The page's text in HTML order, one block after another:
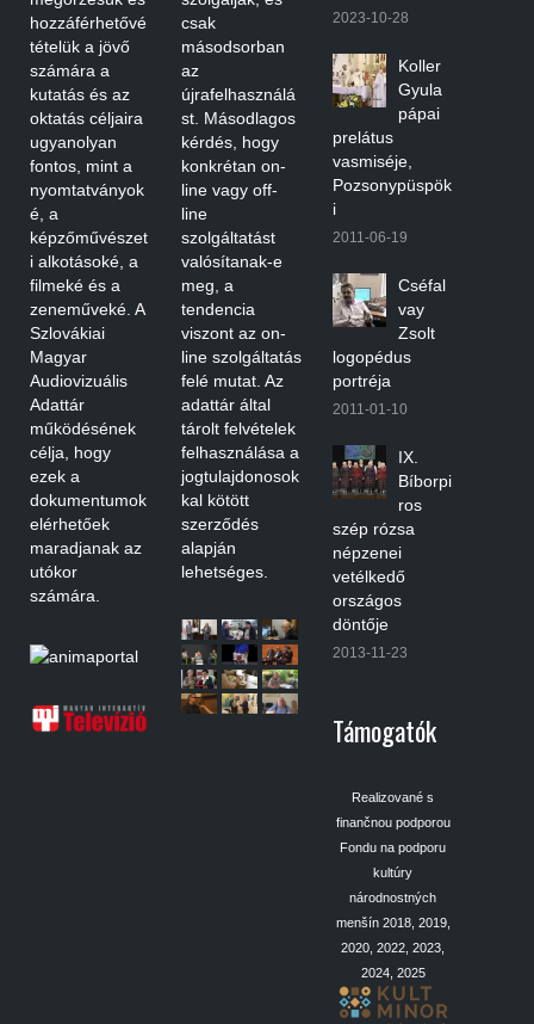
hozzáférhetővé
tételük a jövő
számára a
kutatás és az
oktatás céljaira
ugyanolyan
fontos, mint a
nyomtatványok
é, a
képzőművészet
i alkotásoké, a
filmeké és a
zeneműveké. A
Szlovákiai
Magyar
Audiovizuális
Adattár
működésének
célja, hogy
ezek a
dokumentumok
elérhetőek
maradjanak az
utókor
számára.
csak
másodsorban
az
újrafelhasználá
st. Másodlagos
kérdés, hogy
konkrétan on-
line vagy off-
line
szolgáltatást
valósítanak-e
meg, a
tendencia
viszont az on-
line szolgáltatás
felé mutat. Az
adattár által
tárolt felvételek
felhasználása a
jogtulajdonosok
kal kötött
szerződés
alapján
lehetséges.
2023-10-28
Koller
Gyula
pápai
prelátus
vasmiséje,
Pozsonypüspök
i
2011-06-19
Cséfal
vay
Zsolt
logopédus
portréja
2011-01-10
IX.
Bíborpi
ros
szép rózsa
népzenei
vetélkedő
országos
döntője
2013-11-23
Támogatók
Realizované s
finančnou podporou
Fondu na podporu
kultúry
národnostných
menšín 2018, 2019,
2020, 2022, 2023,
2024, 2025